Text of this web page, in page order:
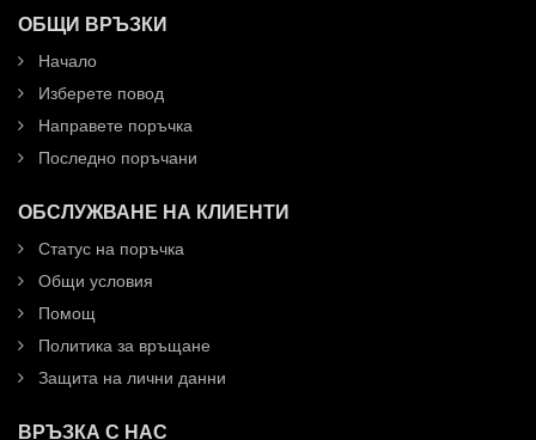
ОБЩИ ВРЪЗКИ
Начало
Изберете повод
Направете поръчка
Последно поръчани
ОБСЛУЖВАНЕ НА КЛИЕНТИ
Статус на поръчка
Общи условия
Помощ
Политика за връщане
Защита на лични данни
ВРЪЗКА С НАС